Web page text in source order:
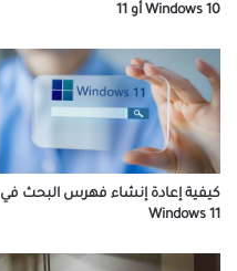
Windows 10 أو 11
كيفية إعادة إنشاء فهرس البحث في
Windows 11